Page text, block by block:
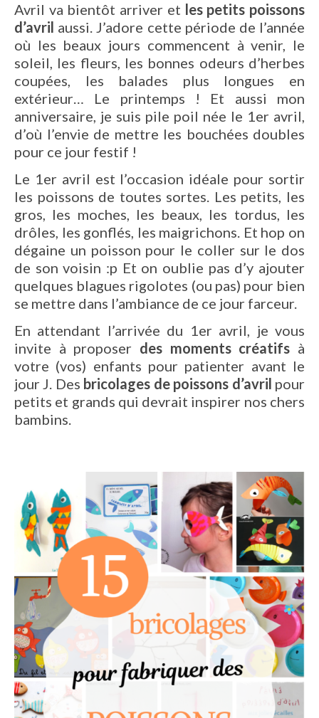
Avril va bientôt arriver et les petits poissons
d’avril aussi. J’adore cette période de l’année
où les beaux jours commencent à venir, le
soleil, les fleurs, les bonnes odeurs d’herbes
coupées, les balades plus longues en
extérieur… Le printemps ! Et aussi mon
anniversaire, je suis pile poil née le 1er avril,
d’où l’envie de mettre les bouchées doubles
pour ce jour festif !
Le 1er avril est l’occasion idéale pour sortir
les poissons de toutes sortes. Les petits, les
gros, les moches, les beaux, les tordus, les
drôles, les gonflés, les maigrichons. Et hop on
dégaine un poisson pour le coller sur le dos
de son voisin :p Et on oublie pas d’y ajouter
quelques blagues rigolotes (ou pas) pour bien
se mettre dans l’ambiance de ce jour farceur.
En attendant l’arrivée du 1er avril, je vous
invite à proposer des moments créatifs à
votre (vos) enfants pour patienter avant le
jour J. Des bricolages de poissons d’avril pour
petits et grands qui devrait inspirer nos chers
bambins.